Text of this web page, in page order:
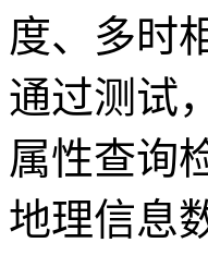
度、多时
通过测试
属性查询
地理信息